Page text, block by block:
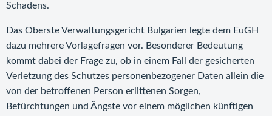
Schadens.
Das Oberste Verwaltungsgericht Bulgarien legte dem EuGH
dazu mehrere Vorlagefragen vor. Besonderer Bedeutung
kommt dabei der Frage zu, ob in einem Fall der gesicherten
Verletzung des Schutzes personenbezogener Daten allein die
von der betroffenen Person erlittenen Sorgen,
Befürchtungen und Ängste vor einem möglichen künftigen